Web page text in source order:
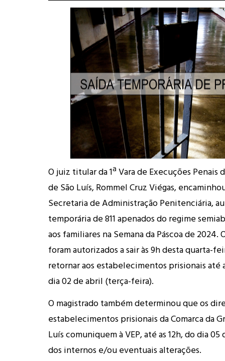
O juiz titular da 1ª Vara de Execuções Penais
de São Luís, Rommel Cruz Viégas,
Secretaria de Administração Penitenciária,
temporária de 811 apenados do regime
aos familiares na Semana da Páscoa de 2024.
foram autorizados a sair às 9h desta quarta-
retornar aos estabelecimentos prisionais até
dia 02 de abril (terça-feira).
O magistrado também determinou que os
estabelecimentos prisionais da Comarca da
Luís comuniquem à VEP, até as 12h, do dia
dos internos e/ou eventuais alterações.